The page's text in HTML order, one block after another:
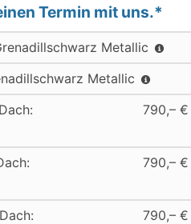
Termin mit uns.*
Metallic
Metallic
790,– €
790,– €
790,– €